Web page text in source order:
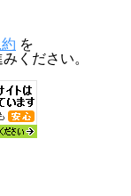
を
ください。